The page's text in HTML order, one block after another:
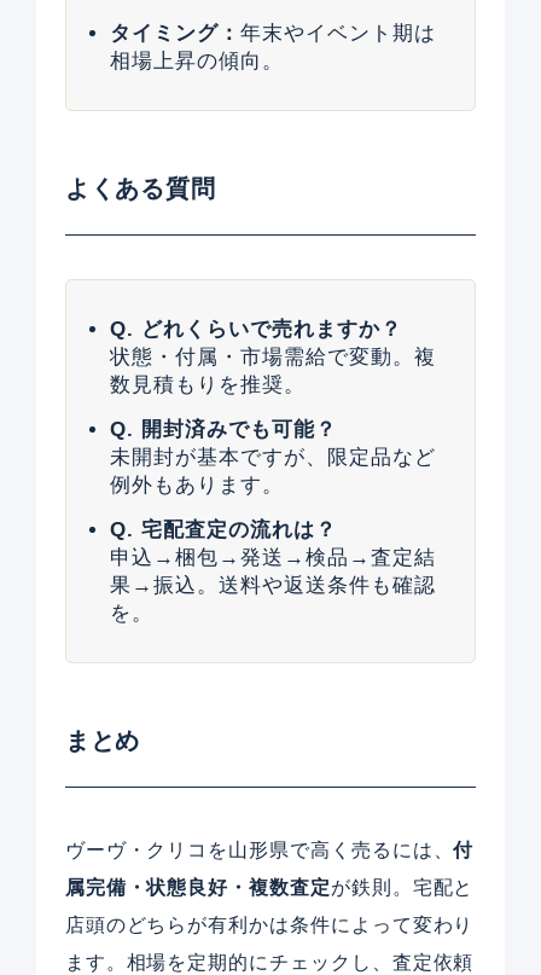
タイミング： 年末やイベント期は
相場上昇の傾向。
よくある質問
Q. どれくらいで売れますか？
状態・付属・市場需給で変動。複
数見積もりを推奨。
Q. 開封済みでも可能？
未開封が基本ですが、限定品など
例外もあります。
Q. 宅配査定の流れは？
申込→梱包→発送→検品→査定結
果→振込。送料や返送条件も確認
を。
まとめ
ヴーヴ・クリコを山形県で高く売るには、付
属完備・状態良好・複数査定が鉄則。宅配と
店頭のどちらが有利かは条件によって変わり
ます。相場を定期的にチェックし、査定依頼